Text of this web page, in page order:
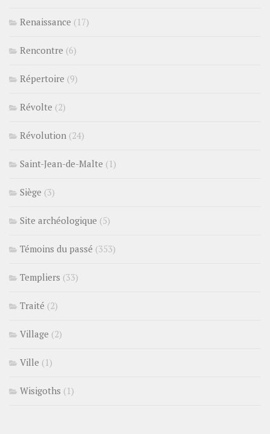
Renaissance (17)
Rencontre (6)
Répertoire (9)
Révolte (2)
Révolution (24)
Saint-Jean-de-Malte (1)
Siège (3)
Site archéologique (5)
Témoins du passé (353)
Templiers (33)
Traité (2)
Village (2)
Ville (1)
Wisigoths (1)